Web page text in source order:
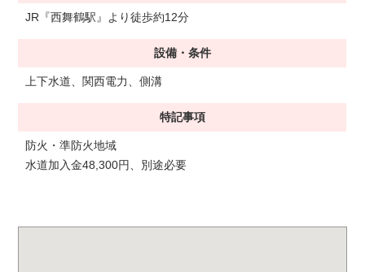
JR『西舞鶴駅』より徒歩約12分
設備・条件
上下水道、関西電力、側溝
特記事項
防火・準防火地域
水道加入金48,300円、別途必要